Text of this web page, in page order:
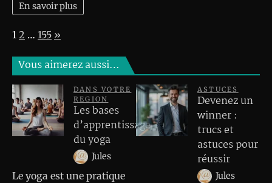
En savoir plus
Page:
1 2 … 155 Next
»
Vous aimerez aussi…
DANS VOTRE
REGION
Les bases
d’apprentissage
du yoga
Jules
Le yoga est une pratique
ASTUCES
Devenez un
winner :
trucs et
astuces pour
réussir
Jules